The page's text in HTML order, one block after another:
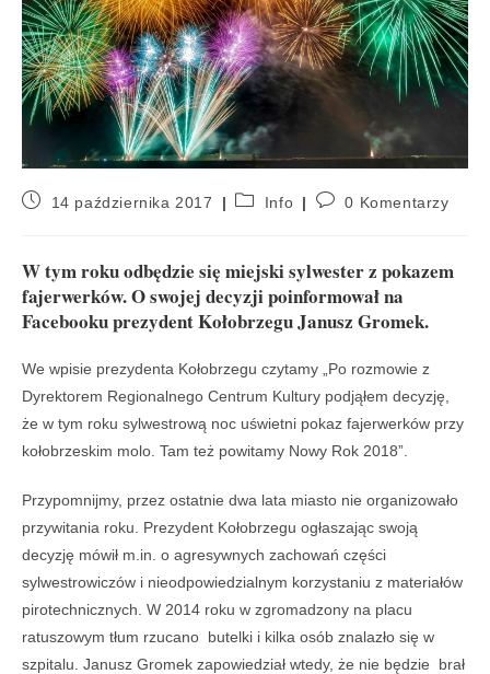
14 października 2017 Info 0 Komentarzy
W tym roku odbędzie się miejski sylwester z pokazem
fajerwerków. O swojej decyzji poinformował na
Facebooku prezydent Kołobrzegu Janusz Gromek.
We wpisie prezydenta Kołobrzegu czytamy „Po rozmowie z
Dyrektorem Regionalnego Centrum Kultury podjąłem decyzję,
że w tym roku sylwestrową noc uświetni pokaz fajerwerków przy
kołobrzeskim molo. Tam też powitamy Nowy Rok ️2018”.
Przypomnijmy, przez ostatnie dwa lata miasto nie organizowało
przywitania roku. Prezydent Kołobrzegu ogłaszając swoją
decyzję mówił m.in. o agresywnych zachowań części
sylwestrowiczów i nieodpowiedzialnym korzystaniu z materiałów
pirotechnicznych. W 2014 roku w zgromadzony na placu
ratuszowym tłum rzucano butelki i kilka osób znalazło się w
szpitalu. Janusz Gromek zapowiedział wtedy, że nie będzie brał